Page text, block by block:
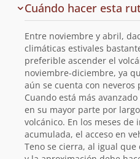
de
la
ruta
Cuándo hacer esta
Entre noviembre y abril,
climáticas estivales
preferible ascender el
noviembre-diciembre, ya
aún se cuenta con neveros
Cuando está más
en su mayor parte por
volcánico. En los meses de
acumulada, el acceso en
Teno se cierra, al igual